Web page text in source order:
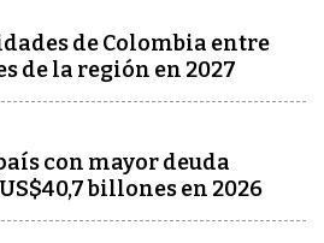
de Colombia entre
de la región en 2027
con mayor deuda
billones en 2026